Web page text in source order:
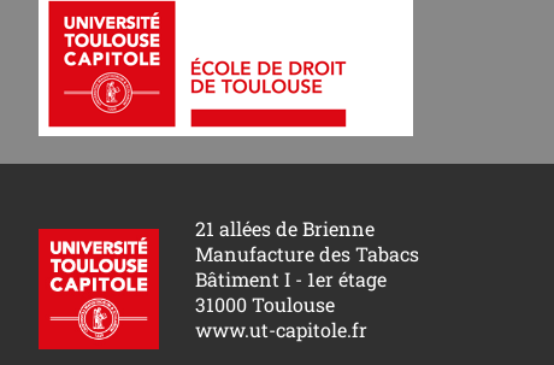
21 allées de Brienne
Manufacture des Tabacs
Bâtiment I - 1er étage
31000 Toulouse
www.ut-capitole.fr